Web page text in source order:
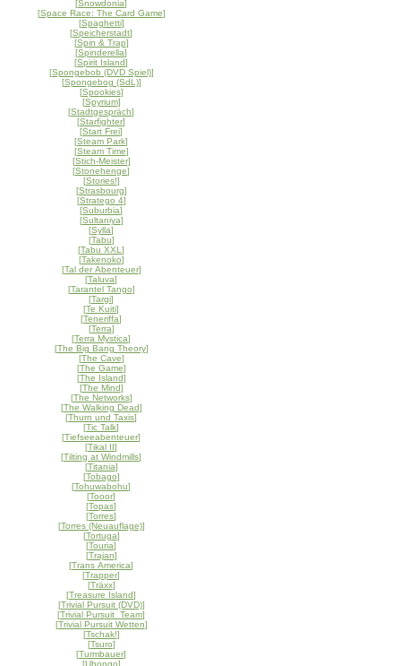
[Snowdonia]
[Space Race: The Card Game]
[Spaghetti]
[Speicherstadt]
[Spin & Trap]
[Spinderella]
[Spirit Island]
[Spongebob (DVD Spiel)]
[Spongebog (SdL)]
[Spookies]
[Spyrium]
[Stadtgespräch]
[Starfighter]
[Start Frei]
[Steam Park]
[Steam Time]
[Stich-Meister]
[Stonehenge]
[Stories!]
[Strasbourg]
[Stratego 4]
[Suburbia]
[Sultaniya]
[Sylla]
[Tabu]
[Tabu XXL ]
[Takenoko]
[Tal der Abenteuer]
[Taluva]
[Tarantel Tango]
[Targi]
[Te Kuiti]
[Teneriffa]
[Terra]
[Terra Mystica]
[The Big Bang Theory]
[The Cave]
[The Game]
[The Island]
[The Mind]
[The Networks]
[The Walking Dead]
[Thurn und Taxis]
[Tic Talk]
[Tiefseeabenteuer]
[Tikal II]
[Tilting at Windmills]
[Titania]
[Tobago]
[Tohuwabohu]
[Tooor]
[Topas]
[Torres]
[Torres (Neuauflage)]
[Tortuga]
[Touria]
[Trajan]
[Trans America]
[Trapper]
[Träxx]
[Treasure Island]
[Trivial Pursuit (DVD)]
[Trivial Pursuit Team]
[Trivial Pursuit Wetten]
[Tschak!]
[Tsuro]
[Turmbauer]
[Ubongo]